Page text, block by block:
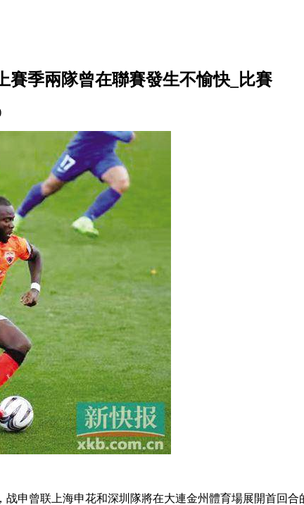
賽季兩隊曾在聯賽發生不愉快_比賽
，战申曾联上海申花和深圳隊將在大連金州體育場展開首回合